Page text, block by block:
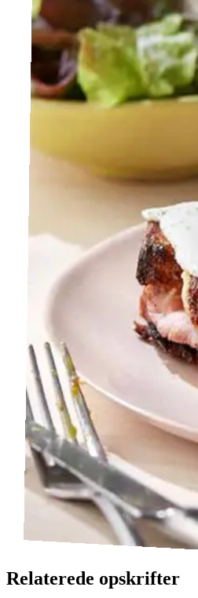
Relaterede opskrifter